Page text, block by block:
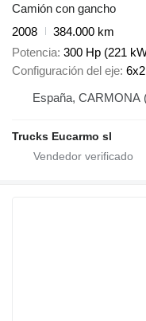
Camión con gancho
2008
384.000 km
Potencia 300 Hp (221
Configuración del eje 6x2
España, CARMONA
Trucks Eucarmo sl